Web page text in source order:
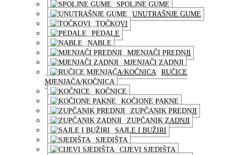
SPOLJNE GUME
UNUTRAŠNJE GUME
TOČKOVI
PEDALE
NABLE
MJENJAČI PREDNJI
MJENJAČI ZADNJI
RUČICE
MJENJAČA/KOČNICA
KOČNICE
KOČIONE PAKNE
ZUPČANIK PREDNJI
ZUPČANIK ZADNJI
SAJLE I BUŽIRI
SJEDIŠTA
CIJEVI SJEDIŠTA